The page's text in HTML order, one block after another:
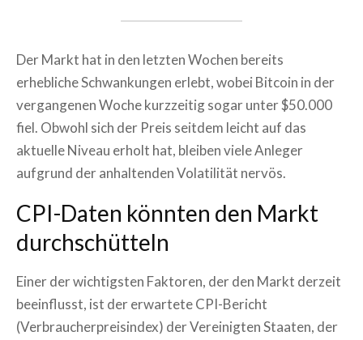
Der Markt hat in den letzten Wochen bereits
erhebliche Schwankungen erlebt, wobei Bitcoin in der
vergangenen Woche kurzzeitig sogar unter $50.000
fiel. Obwohl sich der Preis seitdem leicht auf das
aktuelle Niveau erholt hat, bleiben viele Anleger
aufgrund der anhaltenden Volatilität nervös.
CPI-Daten könnten den Markt
durchschütteln
Einer der wichtigsten Faktoren, der den Markt derzeit
beeinflusst, ist der erwartete CPI-Bericht
(Verbraucherpreisindex) der Vereinigten Staaten, der